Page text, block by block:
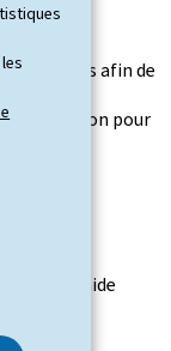
Il est
afin de
la raison pour
pour les
nouvelle aide
à la